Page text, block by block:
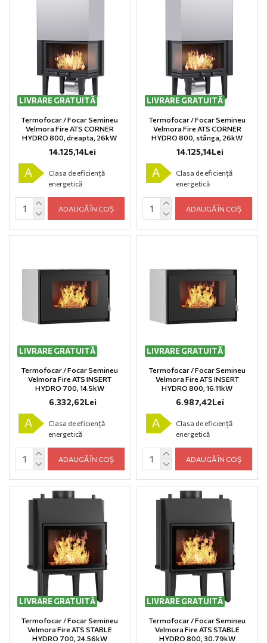
LIVRARE GRATUITĂ
Termofocar / Focar Semineu
Velmora Fire ATS CORNER
HYDRO 800, dreapta, 26kW
14.125,14Lei
A
Clasa de eficiență
energetică
ADAUGĂ ÎN COȘ
LIVRARE GRATUITĂ
Termofocar / Focar Semineu
Velmora Fire ATS CORNER
HYDRO 800, stânga, 26kW
14.125,14Lei
A
Clasa de eficiență
energetică
ADAUGĂ ÎN COȘ
LIVRARE GRATUITĂ
Termofocar / Focar Semineu
Velmora Fire ATS INSERT
HYDRO 700, 14.5kW
6.332,62Lei
A
Clasa de eficiență
energetică
ADAUGĂ ÎN COȘ
LIVRARE GRATUITĂ
Termofocar / Focar Semineu
Velmora Fire ATS INSERT
HYDRO 800, 16.11kW
6.987,42Lei
A
Clasa de eficiență
energetică
ADAUGĂ ÎN COȘ
LIVRARE GRATUITĂ
Termofocar / Focar Semineu
Velmora Fire ATS STABLE
HYDRO 700, 24.56kW
LIVRARE GRATUITĂ
Termofocar / Focar Semineu
Velmora Fire ATS STABLE
HYDRO 800, 30.79kW